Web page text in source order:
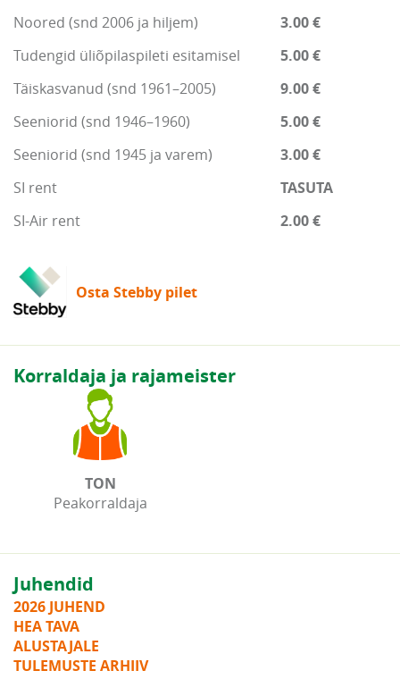
Noored (snd 2006 ja hiljem)
3.00 €
Tudengid üliõpilaspileti esitamisel
5.00 €
Täiskasvanud (snd 1961–2005)
9.00 €
Seeniorid (snd 1946–1960)
5.00 €
Seeniorid (snd 1945 ja varem)
3.00 €
SI rent
TASUTA
SI-Air rent
2.00 €
Osta Stebby pilet
Korraldaja ja rajameister
TON
Peakorraldaja
Juhendid
2026 JUHEND
HEA TAVA
ALUSTAJALE
TULEMUSTE ARHIIV